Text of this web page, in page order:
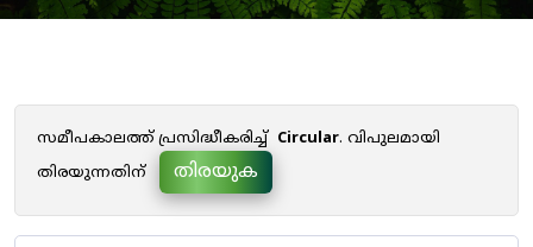
സമീപകാലത്ത് പ്രസിദ്ധീകരിച്ച് Circular. വിപുലമായി
തിരയുന്നതിന്
തിരയുക